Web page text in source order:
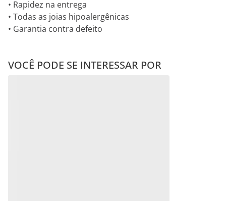
• Rapidez na entrega
• Todas as joias hipoalergênicas
• Garantia contra defeito
VOCÊ PODE SE INTERESSAR POR